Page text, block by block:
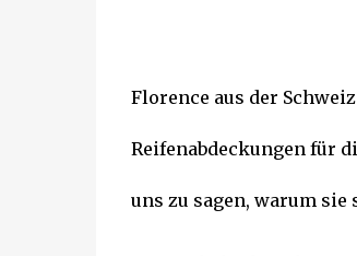
Florence aus der
Reifenabdeckungen für
uns zu sagen, warum